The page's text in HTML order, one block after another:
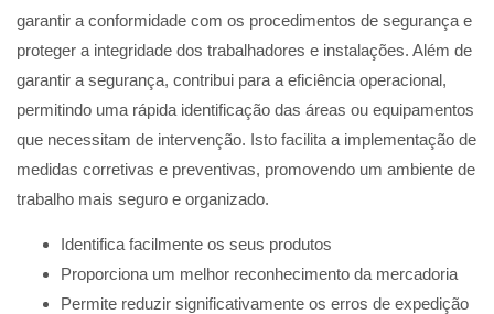
garantir a conformidade com os procedimentos de segurança e
proteger a integridade dos trabalhadores e instalações. Além de
garantir a segurança, contribui para a eficiência operacional,
permitindo uma rápida identificação das áreas ou equipamentos
que necessitam de intervenção. Isto facilita a implementação de
medidas corretivas e preventivas, promovendo um ambiente de
trabalho mais seguro e organizado.
Identifica facilmente os seus produtos
Proporciona um melhor reconhecimento da mercadoria
Permite reduzir significativamente os erros de expedição